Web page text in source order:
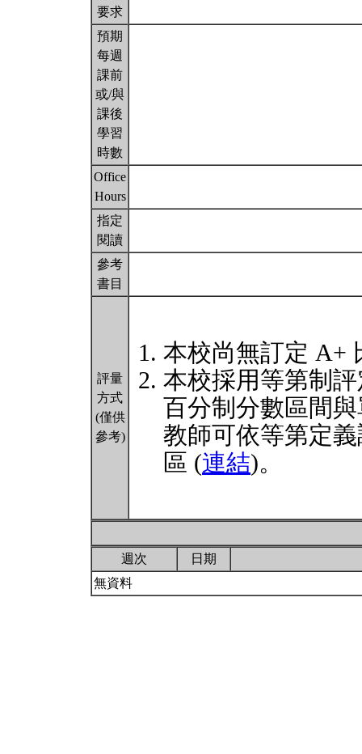
要求
預期
每週
課前
或/與
課後
學習
時數
Office
Hours
指定
閱讀
參考
書目
評量
方式
(僅供
參考)
本校尚無訂定 A+
本校採用等第制
百分制分數區間
教師可依等第定
區 (連結)。
週次
日期
無資料